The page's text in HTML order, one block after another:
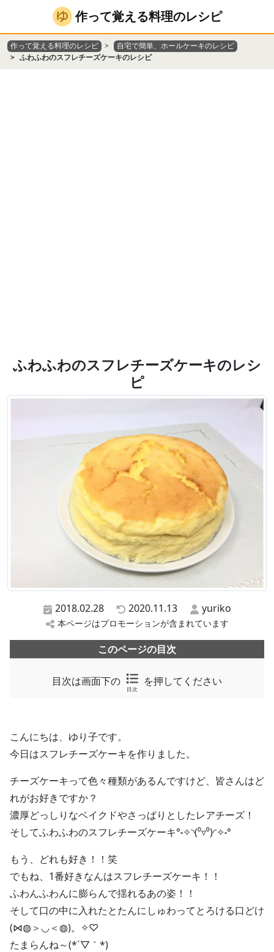
作って覚える料理のレシピ
作って覚える料理のレシピ
自宅で簡単、ホールケーキのレシピ
ふわふわのスフレチーズケーキのレシピ
ふわふわのスフレチーズケーキのレシ
ピ
2018.02.28 2020.11.13 yuriko
本ページはプロモーションが含まれています
このページの目次
目次は画面下の
目次
を押してください
こんにちは、ゆり子です。
今日はスフレチーズケーキを作りました。
チーズケーキって色々種類があるんですけど、皆さんはど
れがお好きですか？
濃厚どっしりなベイクドやさっぱりとしたレアチーズ！
そしてふわふわのスフレチーズケーキ°˖✧◝(⁰▿⁰)◜✧˖°
もう、どれも好き！！笑
でもね、1番好きなんはスフレチーズケーキ！！
ふわんふわんに膨らんで揺れるあの姿！！
そして口の中に入れたとたんにしゅわってとろける口どけ
(⋈◍＞◡＜◍)。✧♡
たまらんね～(*´▽｀*)